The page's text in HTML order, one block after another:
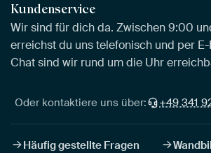
Kundenservice
Wir sind für dich da. Zwischen 9:00
erreichst du uns telefonisch und per
Chat sind wir rund um die Uhr
Oder kontaktiere uns über: +49 341
Häufig gestellte Fragen